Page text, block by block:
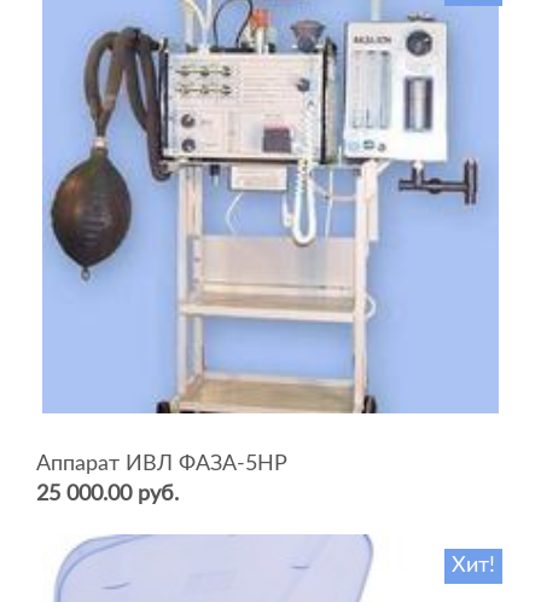
Аппарат ИВЛ ФАЗА-5НР
25 000.00 руб.
Хит!